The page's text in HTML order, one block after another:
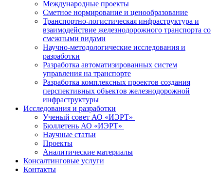
Международные проекты
Сметное нормирование и ценообразование
Транспортно-логистическая инфраструктура и
взаимодействие железнодорожного транспорта со
смежными видами
Научно-методологические исследования и
разработки
Разработка автоматизированных систем
управления на транспорте
Разработка комплексных проектов создания
перспективных объектов железнодорожной
инфраструктуры
Исследования и разработки
Ученый совет АО «ИЭРТ»
Бюллетень АО «ИЭРТ»
Научные статьи
Проекты
Аналитические материалы
Консалтинговые услуги
Контакты